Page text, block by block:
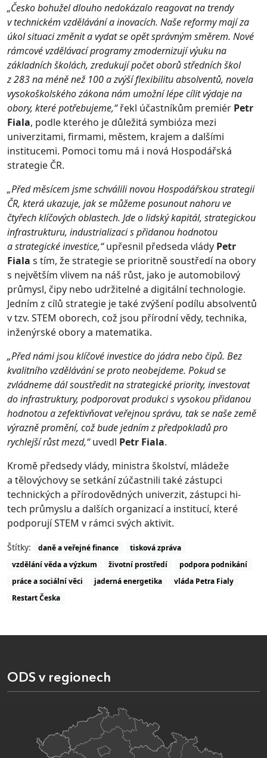
„Česko bohužel dlouho nedokázalo reagovat na trendy
v technickém vzdělávání a inovacích. Naše reformy mají za
úkol situaci změnit a vydat se opět správným směrem. Nové
rámcové vzdělávací programy zmodernizují výuku na
základních školách, zredukují počet oborů středních škol
z 283 na méně než 100 a zvýší flexibilitu absolventů, novela
vysokoškolského zákona nám umožní lépe cílit výdaje na
obory, které potřebujeme,“řekl účastníkům premiér Petr
Fiala, podle kterého je důležitá symbióza mezi
univerzitami, firmami, městem, krajem a dalšími
institucemi. Pomoci tomu má i nová Hospodářská
strategie ČR.
„Před měsícem jsme schválili novou Hospodářskou strategii
ČR, která ukazuje, jak se můžeme posunout nahoru ve
čtyřech klíčových oblastech. Jde o lidský kapitál, strategickou
infrastrukturu, industrializaci s přidanou hodnotou
a strategické investice,“upřesnil předseda vlády Petr
Fiala s tím, že strategie se prioritně soustředí na obory
s největším vlivem na náš růst, jako je automobilový
průmysl, čipy nebo udržitelné a digitální technologie.
Jedním z cílů strategie je také zvýšení podílu absolventů
v tzv. STEM oborech, což jsou přírodní vědy, technika,
inženýrské obory a matematika.
„Před námi jsou klíčové investice do jádra nebo čipů. Bez
kvalitního vzdělávání se proto neobejdeme. Pokud se
zvládneme dál soustředit na strategické priority, investovat
do infrastruktury, podporovat produkci s vysokou přidanou
hodnotou a zefektivňovat veřejnou správu, tak se naše země
výrazně promění, což bude jedním z předpokladů pro
rychlejší růst mezd,“uvedl Petr Fiala.
Kromě předsedy vlády, ministra školství, mládeže
a tělovýchovy se setkání zúčastnili také zástupci
technických a přírodovědných univerzit, zástupci hi-
tech průmyslu a dalších organizací a institucí, které
podporují STEM v rámci svých aktivit.
Štítky: daně a veřejné finance
tisková zpráva
vzdělání věda a výzkum
životní prostředí
podpora podnikání
práce a sociální věci
jaderná energetika
vláda Petra Fialy
Restart Česka
ODS v regionech